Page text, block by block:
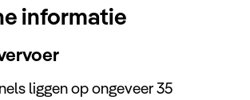
informatie
liggen op ongeveer 35